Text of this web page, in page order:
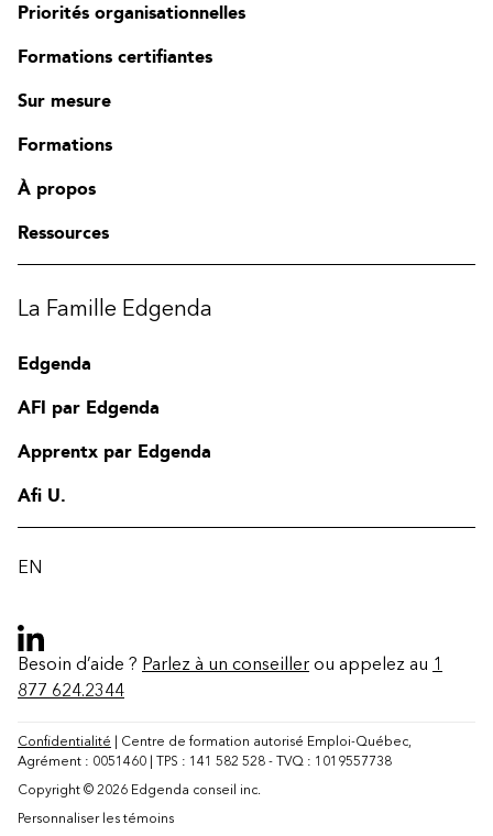
Contact
Priorités organisationnelles
Formations certifiantes
Sur mesure
Formations
À propos
Ressources
La Famille Edgenda
Edgenda
AFI par Edgenda
Apprentx par Edgenda
Afi U.
EN
Besoin d’aide ? Parlez à un conseiller ou appelez au 1
877 624.2344
Confidentialité | Centre de formation autorisé Emploi-Québec,
Agrément : 0051460 | TPS : 141 582 528 - TVQ : 1019557738
Copyright © 2026 Edgenda conseil inc.
Personnaliser les témoins